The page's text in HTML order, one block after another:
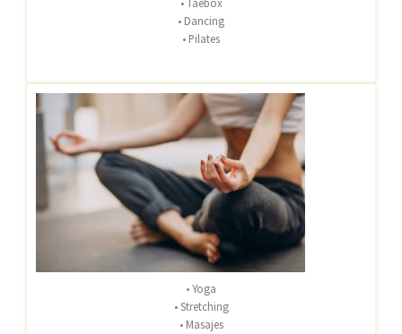
• Dancing
• Pilates
• Yoga
• Stretching
• Masajes